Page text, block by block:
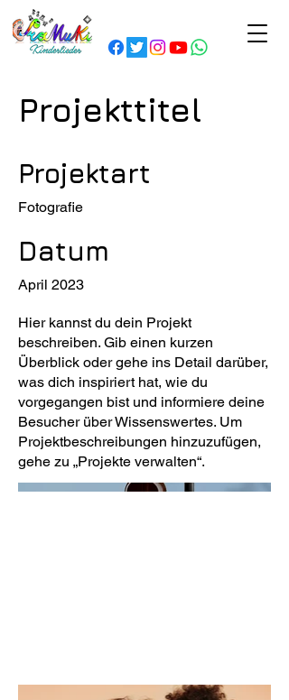
Projekttitel
Projektart
Fotografie
Datum
April 2023
Hier kannst du dein Projekt
beschreiben. Gib einen kurzen
Überblick oder gehe ins Detail darüber,
was dich inspiriert hat, wie du
vorgegangen bist und informiere deine
Besucher über Wissenswertes. Um
Projektbeschreibungen hinzuzufügen,
gehe zu „Projekte verwalten“.